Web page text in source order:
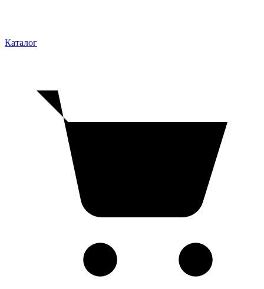
Каталог